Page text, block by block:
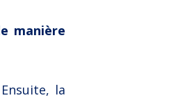
manière
la